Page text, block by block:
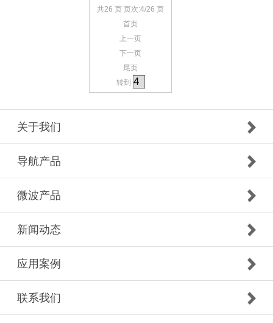
共26 页 页次:4/26 页
首页
上一页
下一页
尾页
转到
关于我们
导航产品
微波产品
新闻动态
应用案例
联系我们